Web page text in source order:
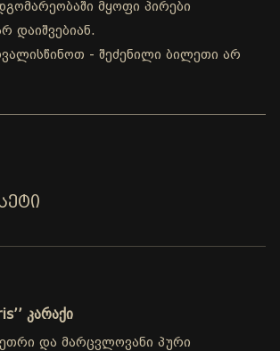
მყოფი პირები
დაიშვებიან.
- შეძენილი ბილეთი არ
კარაქი
და მარცვლოვანი პური